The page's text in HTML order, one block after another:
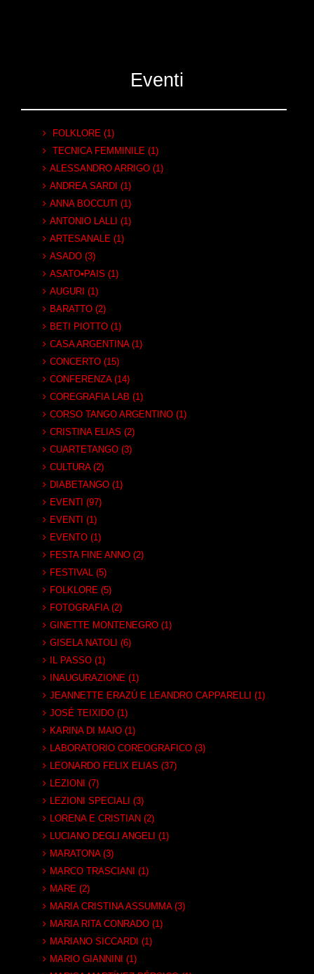
Eventi
FOLKLORE (1)
TECNICA FEMMINILE (1)
ALESSANDRO ARRIGO (1)
ANDREA SARDI (1)
ANNA BOCCUTI (1)
ANTONIO LALLI (1)
ARTESANALE (1)
ASADO (3)
ASATO•PAIS (1)
AUGURI (1)
BARATTO (2)
BETI PIOTTO (1)
CASA ARGENTINA (1)
CONCERTO (15)
CONFERENZA (14)
COREGRAFIA LAB (1)
CORSO TANGO ARGENTINO (1)
CRISTINA ELIAS (2)
CUARTETANGO (3)
CULTURA (2)
DIABETANGO (1)
EVENTI (97)
EVENTI (1)
EVENTO (1)
FESTA FINE ANNO (2)
FESTIVAL (5)
FOLKLORE (5)
FOTOGRAFIA (2)
GINETTE MONTENEGRO (1)
GISELA NATOLI (6)
IL PASSO (1)
INAUGURAZIONE (1)
JEANNETTE ERAZÚ E LEANDRO CAPPARELLI (1)
JOSÉ TEIXIDO (1)
KARINA DI MAIO (1)
LABORATORIO COREOGRAFICO (3)
LEONARDO FELIX ELIAS (37)
LEZIONI (7)
LEZIONI SPECIALI (3)
LORENA E CRISTIAN (2)
LUCIANO DEGLI ANGELI (1)
MARATONA (3)
MARCO TRASCIANI (1)
MARE (2)
MARIA CRISTINA ASSUMMA (3)
MARIA RITA CONRADO (1)
MARIANO SICCARDI (1)
MARIO GIANNINI (1)